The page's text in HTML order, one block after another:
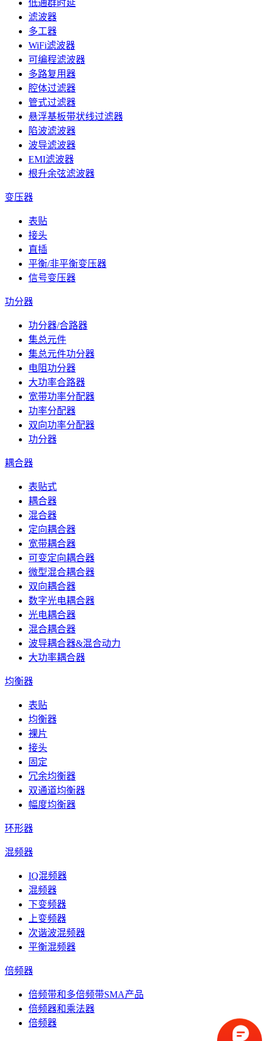
低通群时延
滤波器
多工器
WiFi滤波器
可编程滤波器
多路复用器
腔体过滤器
管式过滤器
悬浮基板带状线过滤器
陷波滤波器
波导滤波器
EMI滤波器
根升余弦滤波器
变压器
表贴
接头
直插
平衡/非平衡变压器
信号变压器
功分器
功分器/合路器
集总元件
集总元件功分器
电阻功分器
大功率合路器
宽带功率分配器
功率分配器
双向功率分配器
功分器
耦合器
表贴式
耦合器
混合器
定向耦合器
宽带耦合器
可变定向耦合器
微型混合耦合器
双向耦合器
数字光电耦合器
光电耦合器
混合耦合器
波导耦合器&混合动力
大功率耦合器
均衡器
表贴
均衡器
裸片
接头
固定
冗余均衡器
双通道均衡器
幅度均衡器
环形器
混频器
IQ混频器
混频器
下变频器
上变频器
次谐波混频器
平衡混频器
倍频器
倍频带和多倍频带SMA产品
倍频器和乘法器
倍频器